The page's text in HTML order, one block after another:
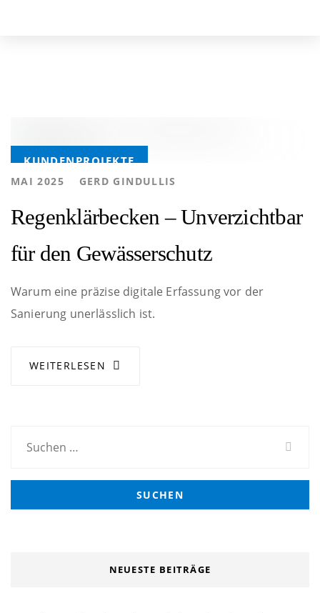
content
Tags
KUNDENPROJEKTE
MAI 2025 AUTHOR
GERD GINDULLIS
Regenklärbecken – Unverzichtbar
für den Gewässerschutz
Warum eine präzise digitale Erfassung vor der
Sanierung unerlässlich ist.
WEITERLESEN
NEUESTE BEITRÄGE